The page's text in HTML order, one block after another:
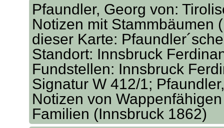
Pfaundler, Georg von:
Notizen mit Stammbäumen
dieser Karte:
Standort: Innsbruck
Fundstellen: Innsbruck
Signatur W 412/1;
Notizen von
Familien (Innsbruck 1862)